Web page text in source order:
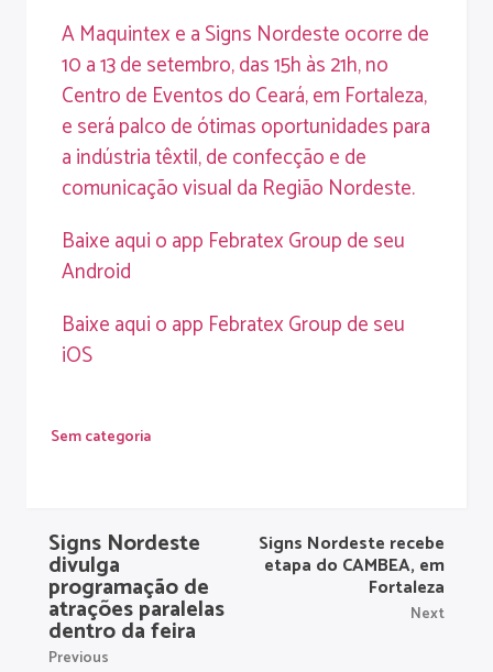
A Maquintex e a Signs Nordeste ocorre de
10 a 13 de setembro, das 15h às 21h, no
Centro de Eventos do Ceará, em Fortaleza,
e será palco de ótimas oportunidades para
a indústria têxtil, de confecção e de
comunicação visual da Região Nordeste.
Baixe aqui o app Febratex Group de seu
Android
Baixe aqui o app Febratex Group de seu
iOS
Sem categoria
Signs Nordeste
divulga
programação de
atrações paralelas
dentro da feira
Previous
Signs Nordeste recebe
etapa do CAMBEA, em
Fortaleza
Next